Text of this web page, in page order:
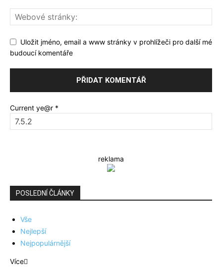
Uložit jméno, email a www stránky v prohlížeči pro další mé
budoucí komentáře
Current ye@r *
reklama
POSLEDNÍ ČLÁNKY
Vše
Nejlepší
Nejpopulárnější
Více